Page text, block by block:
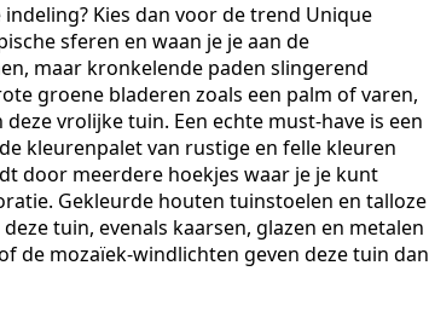
Kies dan voor de trend Unique
sferen en waan je je aan de
maar kronkelende paden slingerend
groene bladeren zoals een palm of varen,
vrolijke tuin. Een echte must-have is een
kleurenpalet van rustige en felle kleuren
door meerdere hoekjes waar je je kunt
Gekleurde houten tuinstoelen en talloze
tuin, evenals kaarsen, glazen en metalen
de mozaïek-windlichten geven deze tuin dan